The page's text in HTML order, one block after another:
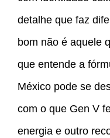
detalhe que faz
bom não é aquele
que entende a
México pode se
com o que Gen V
energia e outro